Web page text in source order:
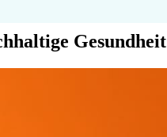
Gesundheit